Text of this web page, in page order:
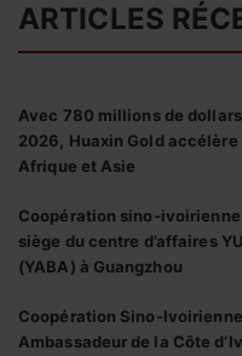
ARTICLES
Avec 780 millions de
2026, Huaxin Gold
Afrique et Asie
Coopération sino-
siège du centre d’affaires
(YABA) à Guangzhou
Coopération Sino-
Ambassadeur de la Côte